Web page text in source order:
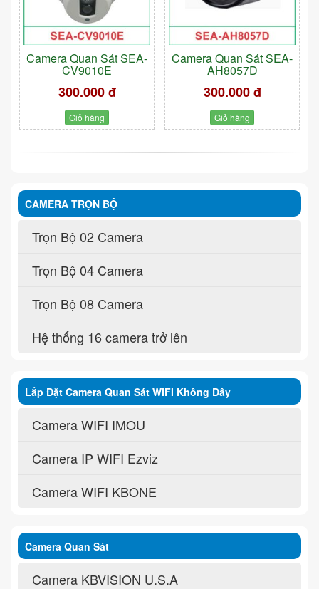
Camera Quan Sát SEA-
CV9010E
300.000 đ
Giỏ hàng
Camera Quan Sát SEA-
AH8057D
300.000 đ
Giỏ hàng
CAMERA TRỌN BỘ
Trọn Bộ 02 Camera
Trọn Bộ 04 Camera
Trọn Bộ 08 Camera
Hệ thống 16 camera trở lên
Lắp Đặt Camera Quan Sát WIFI Không Dây
Camera WIFI IMOU
Camera IP WIFI Ezviz
Camera WIFI KBONE
Camera Quan Sát
Camera KBVISION U.S.A